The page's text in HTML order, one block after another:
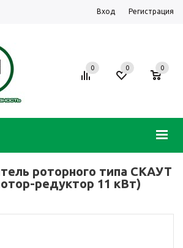
Вход Регистрация
0 0 0
роторного типа СКАУТ
редуктор 11 кВт)